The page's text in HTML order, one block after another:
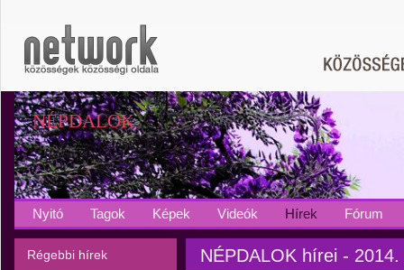
NÉPDALOK
Nyitó Tagok Képek Videók Hírek Fórum
Régebbi hírek NÉPDALOK hírei - 2014.